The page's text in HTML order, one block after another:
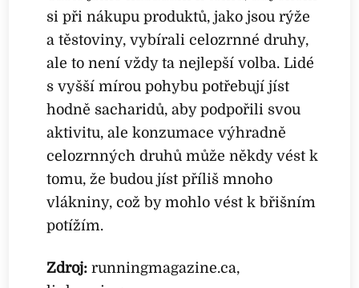
si při nákupu produktů, jako jsou rýže
a těstoviny, vybírali celozrnné druhy,
ale to není vždy ta nejlepší volba. Lidé
s vyšší mírou pohybu potřebují jíst
hodně sacharidů, aby podpořili svou
aktivitu, ale konzumace výhradně
celozrnných druhů může někdy vést k
tomu, že budou jíst příliš mnoho
vlákniny, což by mohlo vést k břišním
potížím.
Zdroj:runningmagazine.ca,